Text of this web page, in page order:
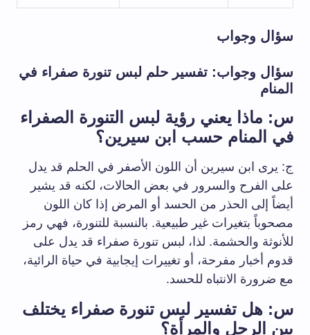
سؤال وجواب
سؤال وجواب: تفسير حلم لبس تنورة صفراء في
المنام
س: ماذا يعني رؤية لبس التنورة الصفراء
في المنام حسب ابن سيرين؟
ج: يرى ابن سيرين أن اللون الأصفر في الحلم قد يدل
على الفرح والسرور في بعض الحالات، لكنه قد يشير
أيضاً إلى الحذر من الحسد أو المرض إذا كان اللون
مصحوباً بتغيرات غير طبيعية. بالنسبة للتنورة، فهي رمز
للأنوثة والحشمة. لذا، لبس تنورة صفراء قد يدل على
قدوم أخبار مفرحة، أو تغييرات إيجابية في حياة الرائية،
مع ضرورة الانتباه للحسد.
س: هل تفسير لبس تنورة صفراء يختلف
بين الرجل والمرأة؟